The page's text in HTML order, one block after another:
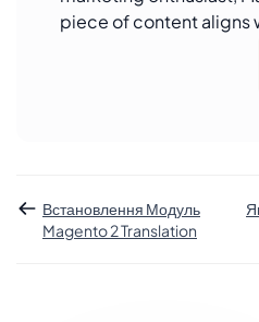
piece of content aligns
Встановлення Модуль
Magento 2 Translation